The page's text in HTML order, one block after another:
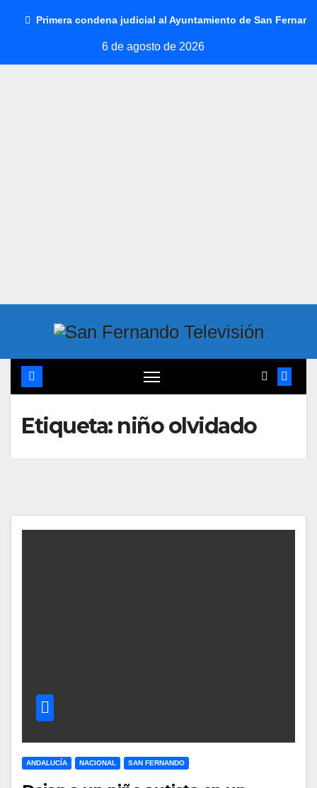
Primera condena judicial al Ayuntamiento de San
6 de agosto de 2026
Etiqueta: niño olvidado
ANDALUCÍA NACIONAL SAN FERNANDO